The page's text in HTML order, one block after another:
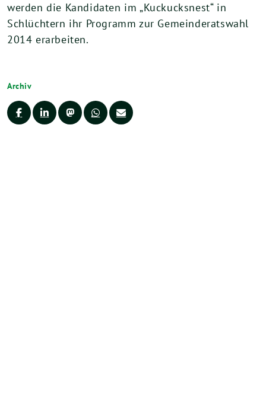
werden die Kandidaten im „Kuckucksnest“ in
Schlüchtern ihr Programm zur Gemeinderatswahl
2014 erarbeiten.
Archiv